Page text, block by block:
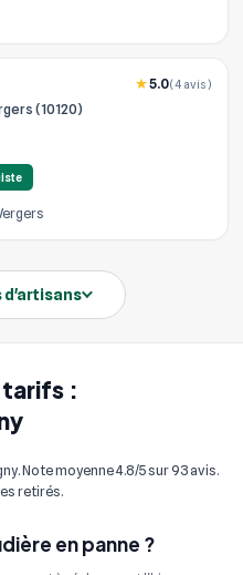
tarifs :
Note moyenne 4.8/5 sur 93 avis.
retirés.
en panne ?
(10120)
5.0(4 avis)
d'artisans